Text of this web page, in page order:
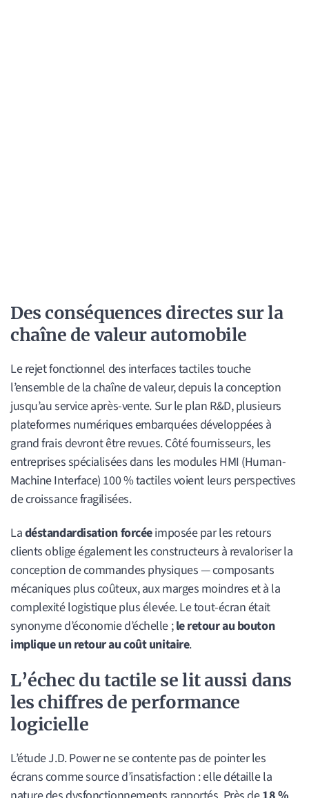
Des conséquences directes sur la
chaîne de valeur automobile
Le rejet fonctionnel des interfaces tactiles touche
l’ensemble de la chaîne de valeur, depuis la conception
jusqu’au service après-vente. Sur le plan R&D, plusieurs
plateformes numériques embarquées développées à
grand frais devront être revues. Côté fournisseurs, les
entreprises spécialisées dans les modules HMI (Human-
Machine Interface) 100 % tactiles voient leurs perspectives
de croissance fragilisées.
Ladéstandardisation forcéeimposée par les retours
clients oblige également les constructeurs à revaloriser la
conception de commandes physiques — composants
mécaniques plus coûteux, aux marges moindres et à la
complexité logistique plus élevée. Le tout-écran était
synonyme d’économie d’échelle ;le retour au bouton
implique un retour au coût unitaire.
L’échec du tactile se lit aussi dans
les chiffres de performance
logicielle
L’étude J.D. Power ne se contente pas de pointer les
écrans comme source d’insatisfaction : elle détaille la